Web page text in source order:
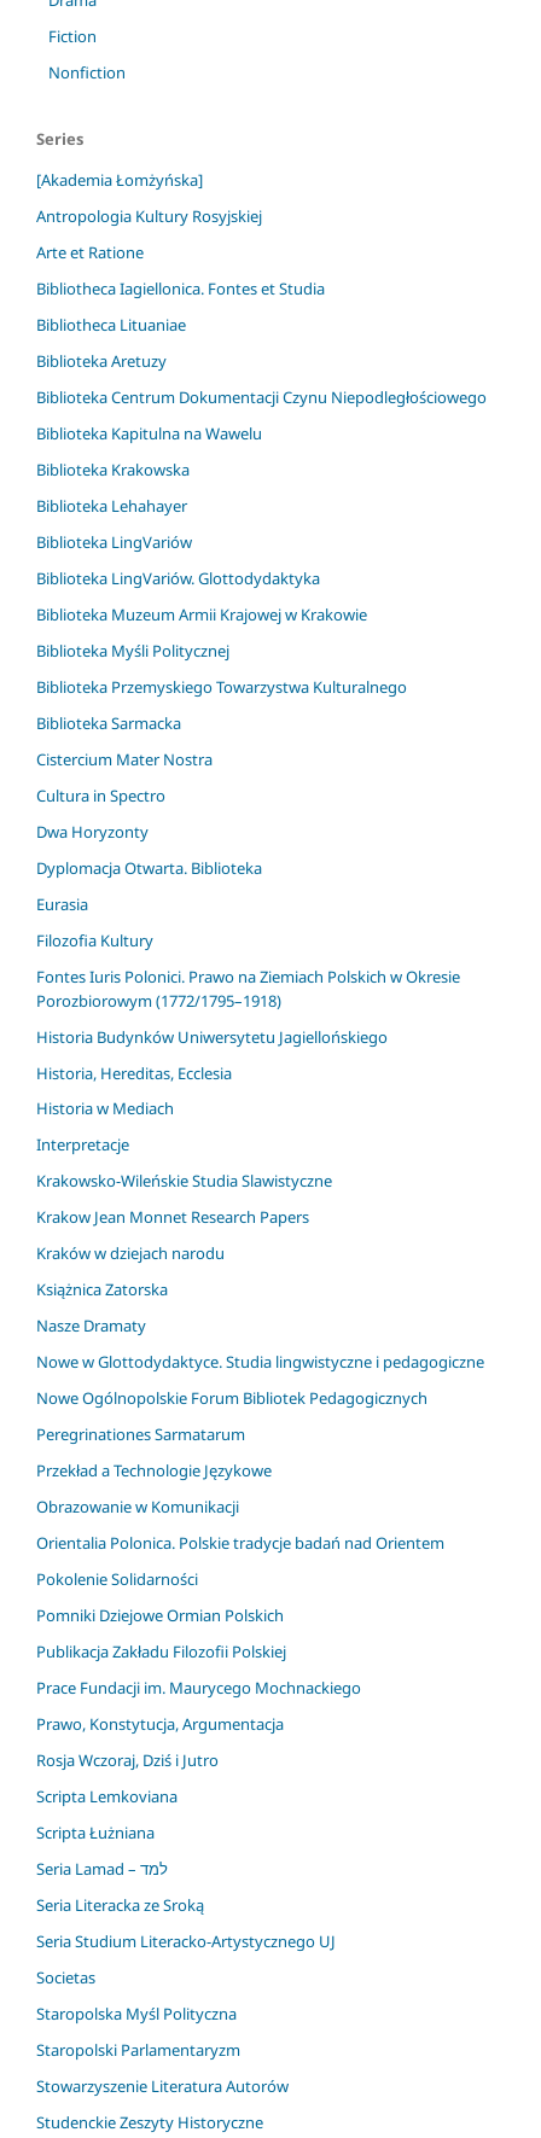
Fiction
Nonfiction
Series
[Akademia Łomżyńska]
Antropologia Kultury Rosyjskiej
Arte et Ratione
Bibliotheca Iagiellonica. Fontes et Studia
Bibliotheca Lituaniae
Biblioteka Aretuzy
Biblioteka Centrum Dokumentacji Czynu Niepodległościowego
Biblioteka Kapitulna na Wawelu
Biblioteka Krakowska
Biblioteka Lehahayer
Biblioteka LingVariów
Biblioteka LingVariów. Glottodydaktyka
Biblioteka Muzeum Armii Krajowej w Krakowie
Biblioteka Myśli Politycznej
Biblioteka Przemyskiego Towarzystwa Kulturalnego
Biblioteka Sarmacka
Cistercium Mater Nostra
Cultura in Spectro
Dwa Horyzonty
Dyplomacja Otwarta. Biblioteka
Eurasia
Filozofia Kultury
Fontes Iuris Polonici. Prawo na Ziemiach Polskich w Okresie
Porozbiorowym (1772/1795–1918)
Historia Budynków Uniwersytetu Jagiellońskiego
Historia, Hereditas, Ecclesia
Historia w Mediach
Interpretacje
Krakowsko-Wileńskie Studia Slawistyczne
Krakow Jean Monnet Research Papers
Kraków w dziejach narodu
Książnica Zatorska
Nasze Dramaty
Nowe w Glottodydaktyce. Studia lingwistyczne i pedagogiczne
Nowe Ogólnopolskie Forum Bibliotek Pedagogicznych
Peregrinationes Sarmatarum
Przekład a Technologie Językowe
Obrazowanie w Komunikacji
Orientalia Polonica. Polskie tradycje badań nad Orientem
Pokolenie Solidarności
Pomniki Dziejowe Ormian Polskich
Publikacja Zakładu Filozofii Polskiej
Prace Fundacji im. Maurycego Mochnackiego
Prawo, Konstytucja, Argumentacja
Rosja Wczoraj, Dziś i Jutro
Scripta Lemkoviana
Scripta Łużniana
Seria Lamad – למד
Seria Literacka ze Sroką
Seria Studium Literacko-Artystycznego UJ
Societas
Staropolska Myśl Polityczna
Staropolski Parlamentaryzm
Stowarzyszenie Literatura Autorów
Studenckie Zeszyty Historyczne